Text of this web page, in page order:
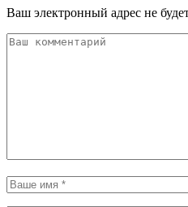
Ваш электронный адрес не